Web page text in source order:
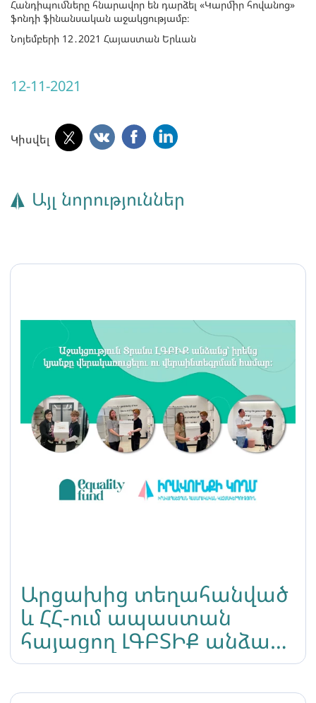
Հանդիպումները հնարավոր են դարձել «Կարմիր հովանոց»
ֆոնդի ֆինանսական աջակցությամբ։
Նոյեմբերի 12․2021 Հայաստան Երևան
12-11-2021
Կիսվել
Այլ նորություններ
Արցախից տեղահանված
և ՀՀ-ում ապաստան
հայացող ԼԳԲՏԻՔ անձանց
տրամադրվել է
սոցիալական օգնություն